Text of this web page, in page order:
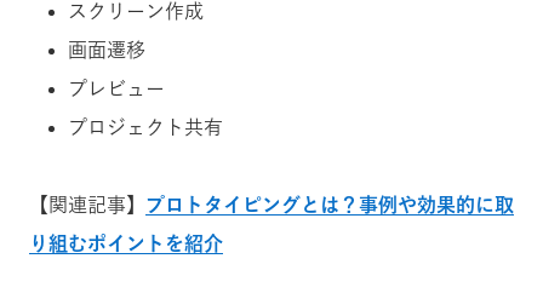
スクリーン作成
画面遷移
プレビュー
プロジェクト共有
【関連記事】 プロトタイピングとは？事例や効果的に取
り組むポイントを紹介